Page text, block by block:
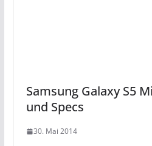
Samsung Galaxy S5
und Specs
30. Mai 2014